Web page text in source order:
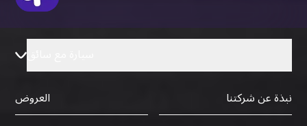
نبذة عن شركتنا
العروض